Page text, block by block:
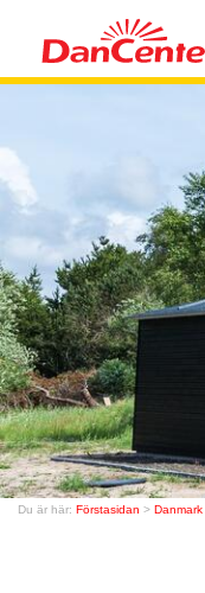
Du är här: Förstasidan > Danmark